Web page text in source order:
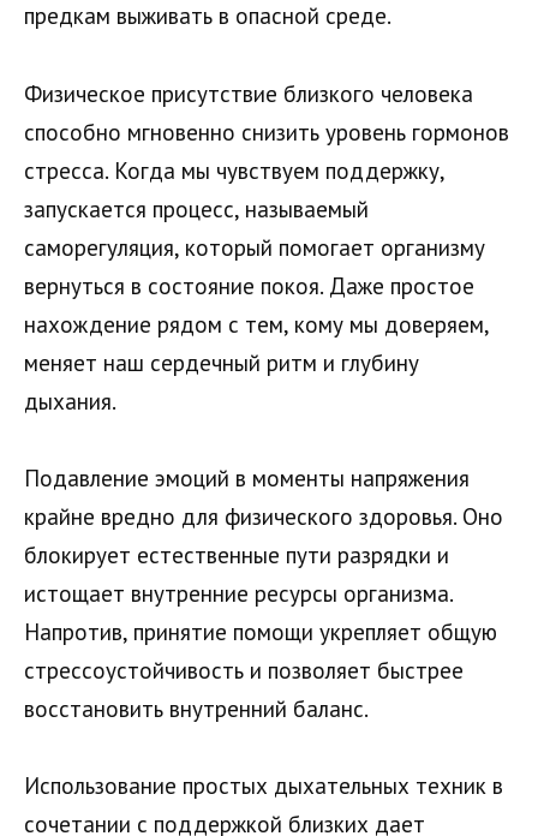
предкам выживать в опасной среде.
Физическое присутствие близкого человека
способно мгновенно снизить уровень гормонов
стресса. Когда мы чувствуем поддержку,
запускается процесс, называемый
саморегуляция, который помогает организму
вернуться в состояние покоя. Даже простое
нахождение рядом с тем, кому мы доверяем,
меняет наш сердечный ритм и глубину
дыхания.
Подавление эмоций в моменты напряжения
крайне вредно для физического здоровья. Оно
блокирует естественные пути разрядки и
истощает внутренние ресурсы организма.
Напротив, принятие помощи укрепляет общую
стрессоустойчивость и позволяет быстрее
восстановить внутренний баланс.
Использование простых дыхательных техник в
сочетании с поддержкой близких дает